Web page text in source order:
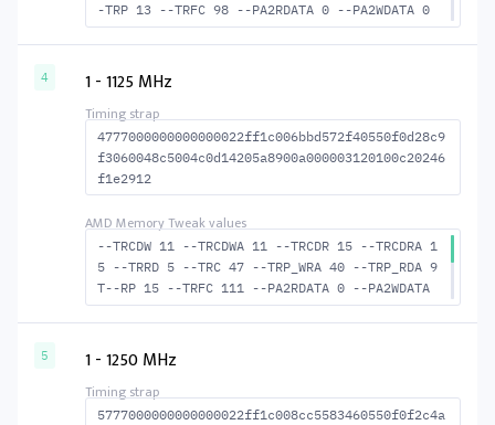
-TRP 13 --TRFC 98 --PA2RDATA 0 --PA2WDATA 0
--TFAW 6 --TCRCRL 1 --TCRCWL 2 --TFAW32 5 --
WR 32 --RAS2RAS 98 --RP 27 --WRPLUSRP 37 --B
4 1 - 1125 MHz
4777000000000000022ff1c006bbd572f40550f0d28c9
f3060048c5004c0d14205a8900a000003120100c20246
f1e2912
--TRCDW 11 --TRCDWA 11 --TRCDR 15 --TRCDRA 1
5 --TRRD 5 --TRC 47 --TRP_WRA 40 --TRP_RDA 9
T--RP 15 --TRFC 111 --PA2RDATA 0 --PA2WDATA
0 --TFAW 8 --TCRCRL 2 --TCRCWL 5 --TFAW32 6
CTWR 36 --RAS2RAS 111 --RP 30 --WRPLUSRP 41
5 1 - 1250 MHz
5777000000000000022ff1c008cc5583460550f0f2c4a